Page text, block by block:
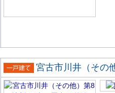
売一戸建
て
宮古市川井（その